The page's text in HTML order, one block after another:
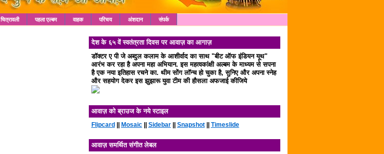
चित्रावली पहला एल्बम वाहक परिचय अंशदान संपर्क
देश के ६५ वें स्वतंत्रता दिवस पर आवाज़ का आगाज़
डॉक्टर ए पी जे अब्दुल कलाम के आशीर्वाद का साथ "बीट ऑफ इंडियन यूथ"
आरंभ कर रहा है अपना महा अभियान. इस महत्वकांक्षी अल्बम के माध्यम से सपना
है एक नया इतिहास रचने का. थीम सोंग लॉन्च हो चुका है, सुनिए और अपना स्नेह
और सहयोग देकर इस झुझारू युवा टीम की हौसला अफजाई कीजिये
आवाज़ को ब्राउज के नये स्टाइल
Flipcard Mosaic|| Sidebar|| Snapshot|| Timeslide
आवाज़ समर्थित संगीत लेबल